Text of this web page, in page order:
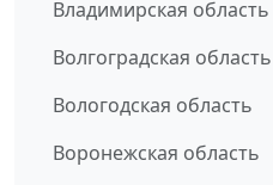
Владимирская область
Волгоградская область
Вологодская область
Воронежская область